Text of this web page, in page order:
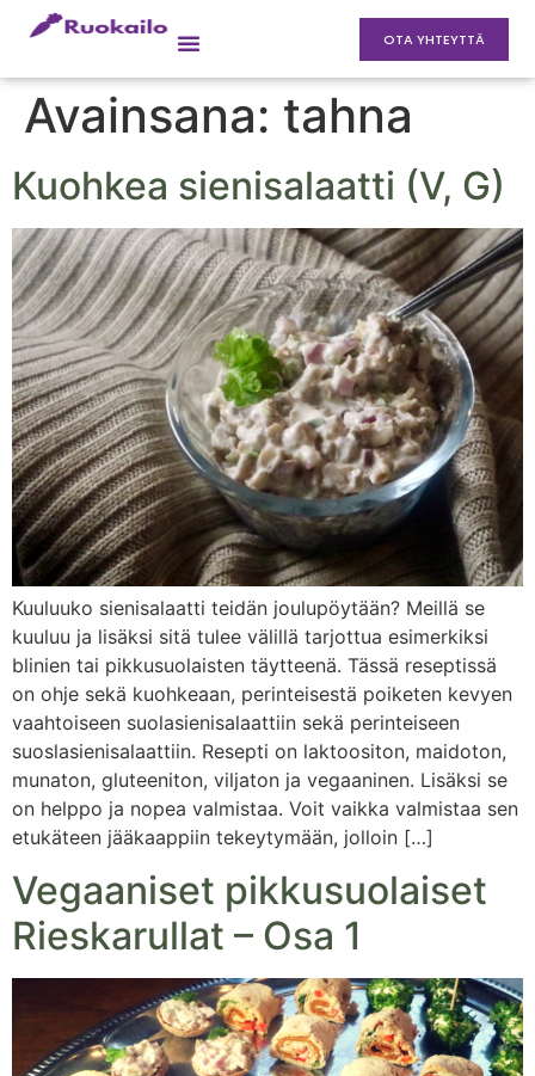
OTA YHTEYTTÄ
Avainsana: tahna
Kuohkea sienisalaatti (V, G)
Kuuluuko sienisalaatti teidän joulupöytään? Meillä se
kuuluu ja lisäksi sitä tulee välillä tarjottua esimerkiksi
blinien tai pikkusuolaisten täytteenä. Tässä reseptissä
on ohje sekä kuohkeaan, perinteisestä poiketen kevyen
vaahtoiseen suolasienisalaattiin sekä perinteiseen
suoslasienisalaattiin. Resepti on laktoositon, maidoton,
munaton, gluteeniton, viljaton ja vegaaninen. Lisäksi se
on helppo ja nopea valmistaa. Voit vaikka valmistaa sen
etukäteen jääkaappiin tekeytymään, jolloin […]
Vegaaniset pikkusuolaiset
Rieskarullat – Osa 1